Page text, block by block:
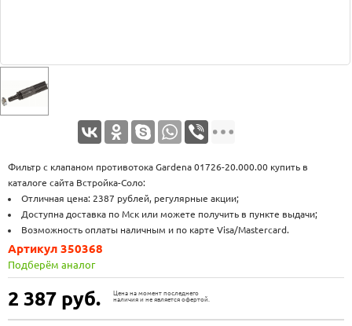
Фильтр с клапаном противотока Gardena 01726-20.000.00 купить в
каталоге сайта Встройка-Соло:
Отличная цена: 2387 рублей, регулярные акции;
Доступна доставка по Мск или можете получить в пункте выдачи;
Возможность оплаты наличным и по карте Visa/Mastercard.
2 387 руб.
Цена на момент последнего
наличия и не является офертой.
Артикул 350368
Подберём аналог